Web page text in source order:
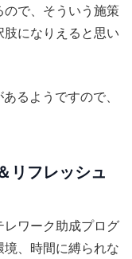
で、そういう施策
になりえると思い
るようですので、
リフレッシュ
レワーク助成プログ
、時間に縛られな